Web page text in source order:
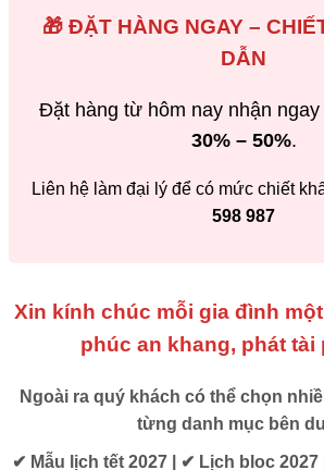
🎁 ĐẶT HÀNG NGAY –
DẪN
Đặt hàng từ hôm nay nhận ngay
30% – 50%.
Liên hệ làm đại lý để có mức chiết
598 987
Xin kính chúc mỗi gia đình
phúc an khang, phát tài
Ngoài ra quý khách có thể chọn
từng danh mục bên
✔ Mẫu lịch tết 2027 | ✔ Lịch bloc 2027